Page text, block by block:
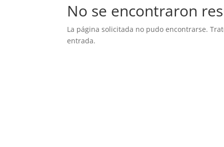
No se encontraron
La página solicitada no pudo encontrarse.
entrada.